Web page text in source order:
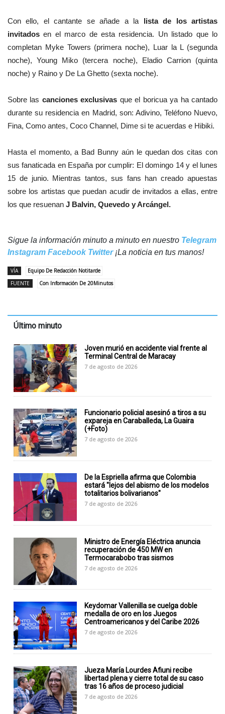
Con ello, el cantante se añade a la lista de los artistas
invitados en el marco de esta residencia. Un listado que lo
completan Myke Towers (primera noche), Luar la L (segunda
noche), Young Miko (tercera noche), Eladio Carrion (quinta
noche) y Raino y De La Ghetto (sexta noche).
Sobre las canciones exclusivas que el boricua ya ha cantado
durante su residencia en Madrid, son: Adivino, Teléfono Nuevo,
Fina, Como antes, Coco Channel, Dime si te acuerdas e Hibiki.
Hasta el momento, a Bad Bunny aún le quedan dos citas con
sus fanaticada en España por cumplir: El domingo 14 y el lunes
15 de junio. Mientras tantos, sus fans han creado apuestas
sobre los artistas que puedan acudir de invitados a ellas, entre
los que resuenan J Balvin, Quevedo y Arcángel.
Sigue la información minuto a minuto en nuestro Telegram
Instagram Facebook Twitter¡La noticia en tus manos!
VÍA
Equipo De Redacción Notitarde
FUENTE
Con Información De 20Minutos
Último minuto
Joven murió en accidente vial frente al
Terminal Central de Maracay
7 de agosto de 2026
Funcionario policial asesinó a tiros a su
expareja en Caraballeda, La Guaira
(+Foto)
7 de agosto de 2026
De la Espriella afirma que Colombia
estará "lejos del abismo de los modelos
totalitarios bolivarianos"
7 de agosto de 2026
Ministro de Energía Eléctrica anuncia
recuperación de 450 MW en
Termocarabobo tras sismos
7 de agosto de 2026
Keydomar Vallenilla se cuelga doble
medalla de oro en los Juegos
Centroamericanos y del Caribe 2026
7 de agosto de 2026
Jueza María Lourdes Afiuni recibe
libertad plena y cierre total de su caso
tras 16 años de proceso judicial
7 de agosto de 2026